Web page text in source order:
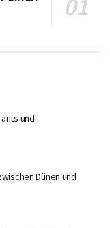
und
Dünen und